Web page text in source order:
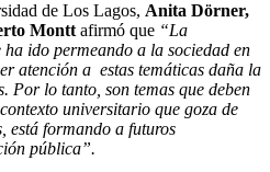
de Los Lagos, Anita Dörner,
Montt afirmó que “La
ido permeando a la sociedad en
atención a estas temáticas daña la
Por lo tanto, son temas que deben
universitario que goza de
está formando a futuros
pública”.